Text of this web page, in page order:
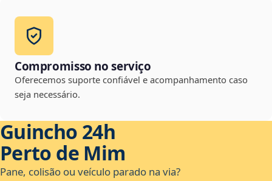
Compromisso no serviço
Oferecemos suporte confiável e acompanhamento caso
seja necessário.
Guincho 24h
Perto de Mim
Pane, colisão ou veículo parado na via?